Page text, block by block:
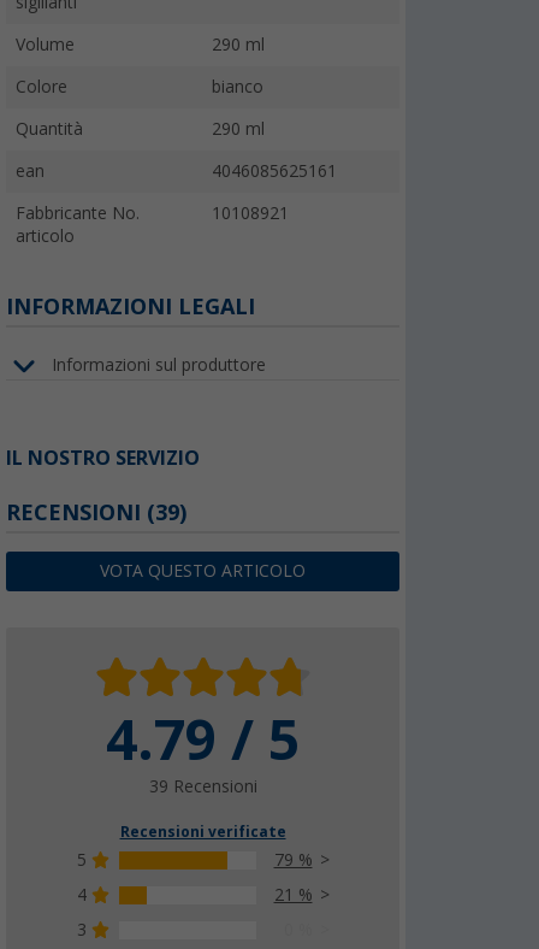
Volume 290 ml
Colore bianco
Quantità 290 ml
ean 4046085625161
Fabbricante No.
articolo
10108921
INFORMAZIONI LEGALI
Informazioni sul produttore
IL NOSTRO SERVIZIO
RECENSIONI (39)
VOTA QUESTO ARTICOLO
4.79 / 5
39 Recensioni
Recensioni verificate
5
79 %
4
21 %
3